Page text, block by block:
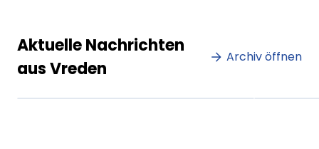
Aktuelle Nachrichten
aus Vreden
Archiv öffnen
Lorem ipsum Lorem ipsum